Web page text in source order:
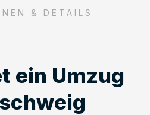
& DETAILS
ein Umzug